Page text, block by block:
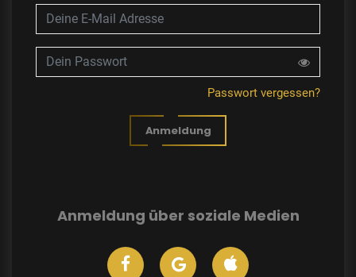
Passwort vergessen?
Anmeldung
Anmeldung über soziale Medien